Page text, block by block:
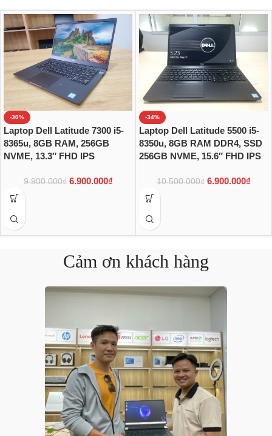
-30%
Laptop Dell Latitude 7300 i5-
8365u, 8GB RAM, 256GB
NVME, 13.3″ FHD IPS
9.900.000₫ 6.900.000₫
-34%
Laptop Dell Latitude 5500 i5-
8350u, 8GB RAM DDR4, SSD
256GB NVME, 15.6″ FHD IPS
10.500.000₫ 6.900.000₫
Cảm ơn khách hàng